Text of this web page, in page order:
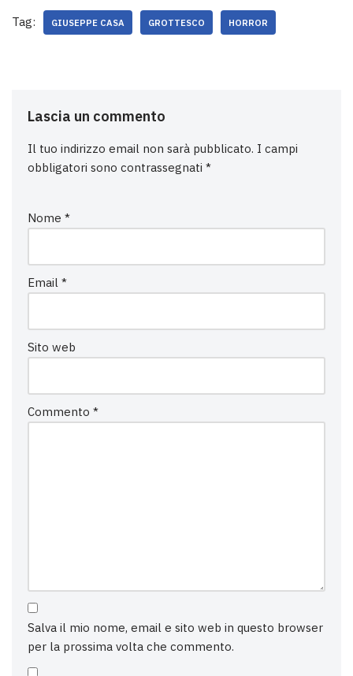
Tag: GIUSEPPE CASA GROTTESCO HORROR
Lascia un commento
Il tuo indirizzo email non sarà pubblicato. I campi
obbligatori sono contrassegnati *
Nome *
Email *
Sito web
Commento *
Salva il mio nome, email e sito web in questo browser
per la prossima volta che commento.